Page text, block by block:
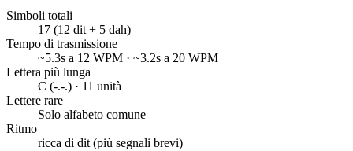
Simboli totali
17 (12 dit + 5 dah)
Tempo di trasmissione
~5.3s a 12 WPM · ~3.2s a 20 WPM
Lettera più lunga
C (-.-.) · 11 unità
Lettere rare
Solo alfabeto comune
Ritmo
ricca di dit (più segnali brevi)